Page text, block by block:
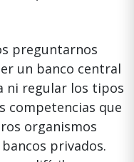
preguntarnos
un banco central
ni regular los tipos
competencias que
organismos
privados.